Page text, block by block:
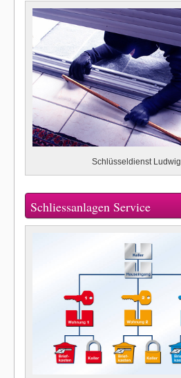
Schlüsseldienst Ludwig
Schliessanlagen Service